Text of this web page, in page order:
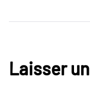
Laisser